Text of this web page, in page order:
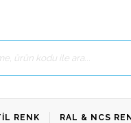
RENK RAL & NCS